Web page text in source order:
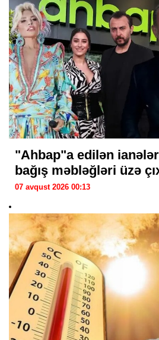
"Ahbap"a edilən
bağış məbləğləri üzə
07 avqust 2026 00:13